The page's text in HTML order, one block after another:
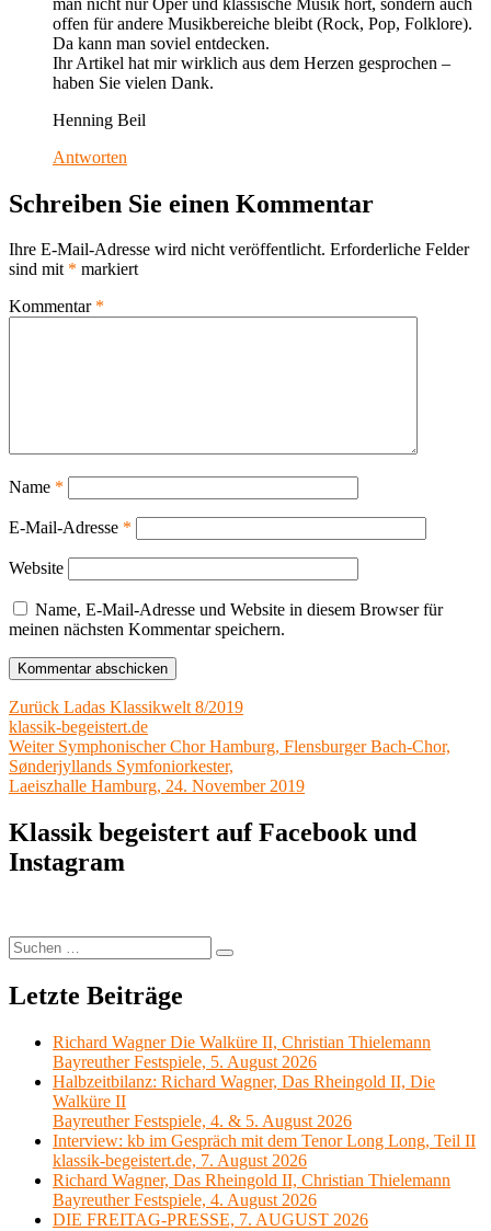
offen für andere Musikbereiche bleibt (Rock, Pop, Folklore).
Da kann man soviel entdecken.
Ihr Artikel hat mir wirklich aus dem Herzen gesprochen –
haben Sie vielen Dank.
Henning Beil
Antworten
Schreiben Sie einen Kommentar
Ihre E-Mail-Adresse wird nicht veröffentlicht. Erforderliche Felder
sind mit * markiert
Kommentar *
Name *
E-Mail-Adresse *
Website
Name, E-Mail-Adresse und Website in diesem Browser für
meinen nächsten Kommentar speichern.
Beitragsnavigation
Zurück Vorheriger
Beitrag:
Ladas Klassikwelt 8/2019
klassik-begeistert.de
Weiter Nächster
Beitrag:
Symphonischer Chor Hamburg, Flensburger Bach-Chor,
Sønderjyllands Symfoniorkester,
Laeiszhalle Hamburg, 24. November 2019
Klassik begeistert auf Facebook und
Instagram
Suchen
nach:
Suchen
Letzte Beiträge
Richard Wagner Die Walküre II, Christian Thielemann
Bayreuther Festspiele, 5. August 2026
Halbzeitbilanz: Richard Wagner, Das Rheingold II, Die
Walküre II
Bayreuther Festspiele, 4. & 5. August 2026
Interview: kb im Gespräch mit dem Tenor Long Long, Teil II
klassik-begeistert.de, 7. August 2026
Richard Wagner, Das Rheingold II, Christian Thielemann
Bayreuther Festspiele, 4. August 2026
DIE FREITAG-PRESSE, 7. AUGUST 2026